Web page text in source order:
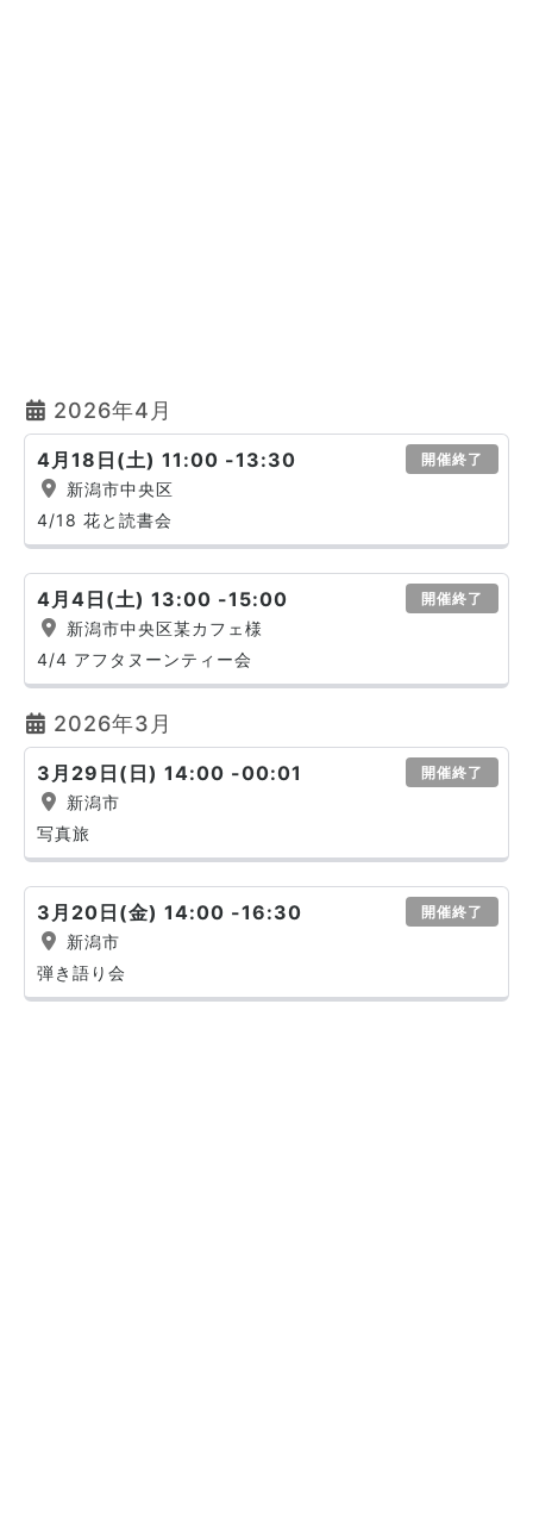
2026年4月
4月18日(土) 11:00 -13:30 開催終了
新潟市中央区
4/18 花と読書会
4月4日(土) 13:00 -15:00 開催終了
新潟市中央区某カフェ様
4/4 アフタヌーンティー会
2026年3月
3月29日(日) 14:00 -00:01 開催終了
新潟市
写真旅
3月20日(金) 14:00 -16:30 開催終了
新潟市
弾き語り会